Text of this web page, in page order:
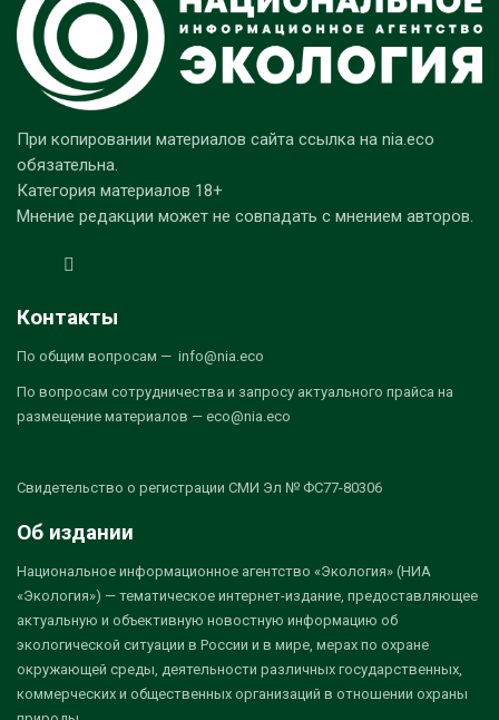
При копировании материалов сайта ссылка на nia.eco
обязательна.
Категория материалов 18+
Мнение редакции может не совпадать с мнением авторов.
Контакты
По общим вопросам — info@nia.eco
По вопросам сотрудничества и запросу актуального прайса на
размещение материалов — eco@nia.eco
Свидетельство о регистрации СМИ Эл № ФС77-80306
Об издании
Национальное информационное агентство «Экология» (НИА
«Экология») — тематическое интернет-издание, предоставляющее
актуальную и объективную новостную информацию об
экологической ситуации в России и в мире, мерах по охране
окружающей среды, деятельности различных государственных,
коммерческих и общественных организаций в отношении охраны